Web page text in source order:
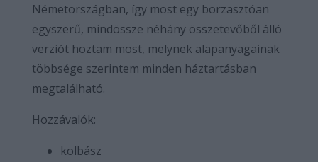
Németországban, így most egy borzasztóan
egyszerű, mindössze néhány összetevőből álló
verziót hoztam most, melynek alapanyagainak
többsége szerintem minden háztartásban
megtalálható.
Hozzávalók:
kolbász